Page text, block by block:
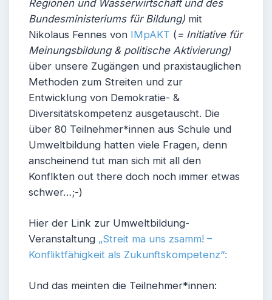
Regionen und Wasserwirtschaft und des
Bundesministeriums für Bildung) mit
Nikolaus Fennes von IMpAKT (= Initiative für
Meinungsbildung & politische Aktivierung)
über unsere Zugängen und praxistauglichen
Methoden zum Streiten und zur
Entwicklung von Demokratie- &
Diversitätskompetenz ausgetauscht. Die
über 80 Teilnehmer*innen aus Schule und
Umweltbildung hatten viele Fragen, denn
anscheinend tut man sich mit all den
Konflkten out there doch noch immer etwas
schwer…;-)
Hier der Link zur Umweltbildung-
Veranstaltung „Streit ma uns zsamm! –
Konfliktfähigkeit als Zukunftskompetenz“:
Und das meinten die Teilnehmer*innen: